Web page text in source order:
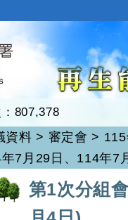
807,378
資料 > 審定會 >
7月29日、114年7
第1次分組